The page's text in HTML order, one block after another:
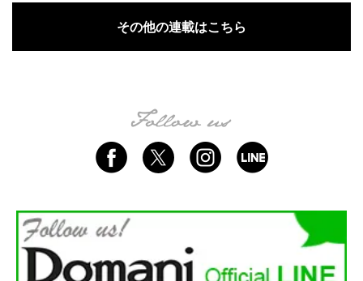
その他の連載はこちら